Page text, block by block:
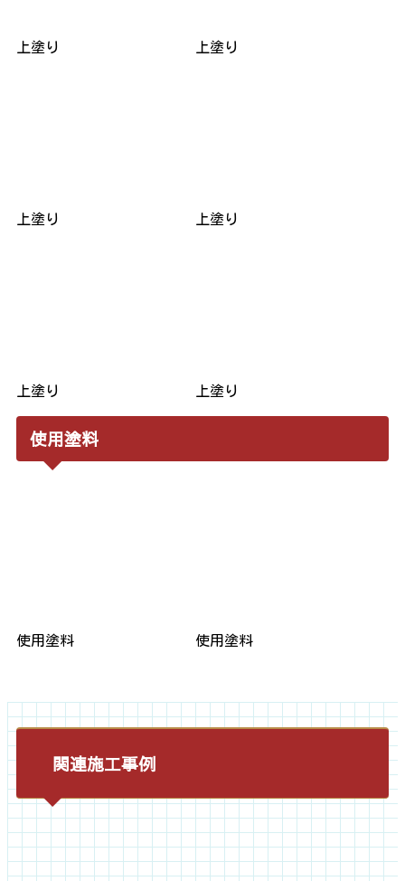
上塗り 上塗り
上塗り 上塗り
上塗り 上塗り
使用塗料
使用塗料 使用塗料
関連施工事例